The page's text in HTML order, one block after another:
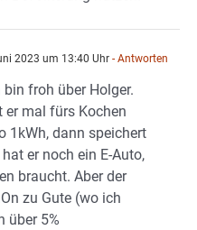
2023 um 13:40 Uhr - Antworten
froh über Holger.
er mal fürs Kochen
1kWh, dann speichert
er noch ein E-Auto,
braucht. Aber der
zu Gute (wo ich
über 5%